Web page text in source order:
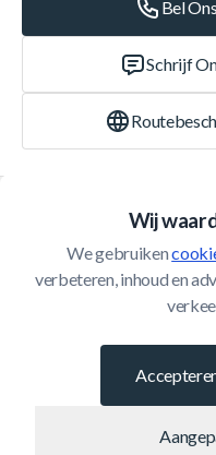
Wij
We gebruiken
verbeteren, inhoud en
Klantenservice
Bel
Schrijf